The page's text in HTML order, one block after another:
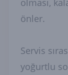
olması,
önler.
Servis
yoğurtlu